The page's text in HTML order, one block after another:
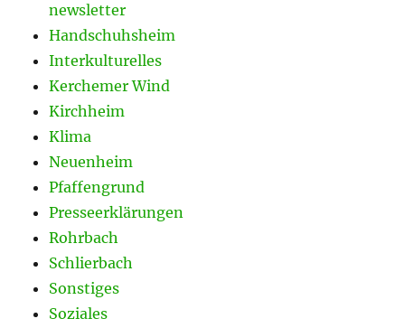
newsletter
Handschuhsheim
Interkulturelles
Kerchemer Wind
Kirchheim
Klima
Neuenheim
Pfaffengrund
Presseerklärungen
Rohrbach
Schlierbach
Sonstiges
Soziales